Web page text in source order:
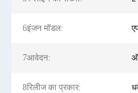
6इंजन मॉडल:
7आवेदन:
8रिलीज का प्रकार: